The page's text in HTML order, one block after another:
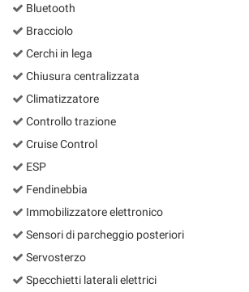
Bluetooth
Bracciolo
Cerchi in lega
Chiusura centralizzata
Climatizzatore
Controllo trazione
Cruise Control
ESP
Fendinebbia
Immobilizzatore elettronico
Sensori di parcheggio posteriori
Servosterzo
Specchietti laterali elettrici